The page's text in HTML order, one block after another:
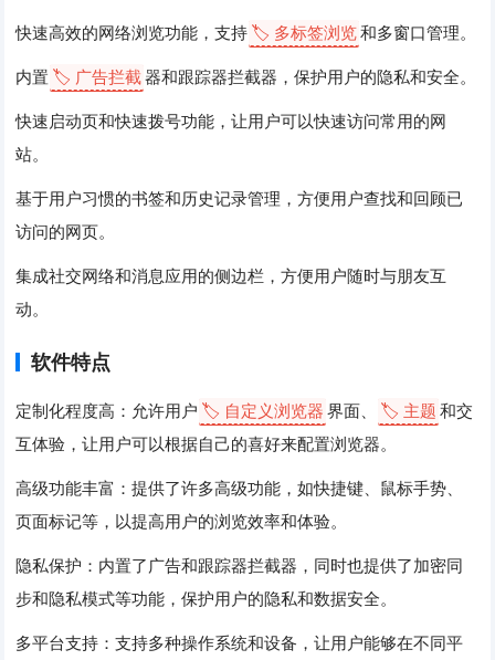
快速高效的网络浏览功能，支持🏷️ 多标签浏览和多窗口管理。
内置 🏷️ 广告拦截器和跟踪器拦截器，保护用户的隐私和安全。
快速启动页和快速拨号功能，让用户可以快速访问常用的网
站。
基于用户习惯的书签和历史记录管理，方便用户查找和回顾已
访问的网页。
集成社交网络和消息应用的侧边栏，方便用户随时与朋友互
动。
软件特点
定制化程度高：允许用户 🏷️ 自定义浏览器 界面、 🏷️ 主题 和交
互体验，让用户可以根据自己的喜好来配置浏览器。
高级功能丰富：提供了许多高级功能，如快捷键、鼠标手势、
页面标记等，以提高用户的浏览效率和体验。
隐私保护：内置了广告和跟踪器拦截器，同时也提供了加密同
步和隐私模式等功能，保护用户的隐私和数据安全。
多平台支持：支持多种操作系统和设备，让用户能够在不同平